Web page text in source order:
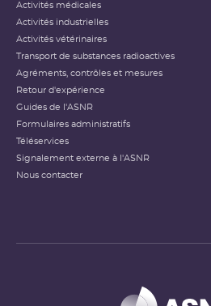
Activités médicales
Activités industrielles
Activités vétérinaires
Transport de substances radioactives
Agréments, contrôles et mesures
Retour d'expérience
Guides de l'ASNR
Formulaires administratifs
Téléservices
Signalement externe à l'ASNR
Nous contacter